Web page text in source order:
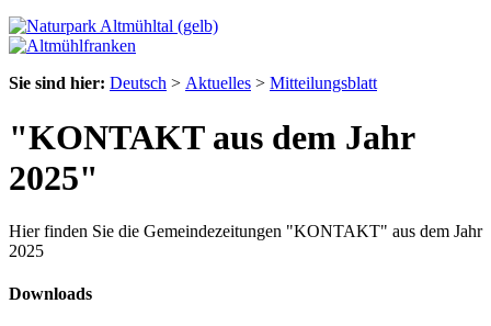
Sie sind hier: Deutsch > Aktuelles > Mitteilungsblatt
"KONTAKT aus dem Jahr
2025"
Hier finden Sie die Gemeindezeitungen "KONTAKT" aus dem Jahr
2025
Downloads